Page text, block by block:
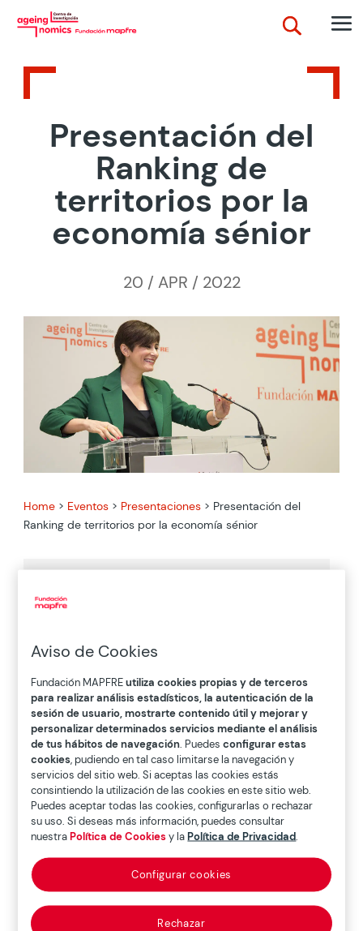
Presentación del
Ranking de
territorios por la
economía sénior
20 / APR / 2022
Home > Eventos > Presentaciones > Presentación del
Ranking de territorios por la economía sénior
FINALIZADO
 20 / APR / 2022

Descargar dossier
 Ver video
Aviso de Cookies
Fundación MAPFREutiliza cookies propias y de terceros
para realizar análisis estadísticos, la autenticación de la
sesión de usuario, mostrarte contenido útil y mejorar y
personalizar determinados servicios mediante el análisis
de tus hábitos de navegación. Puedesconfigurar estas
cookies, pudiendo en tal caso limitarse la navegación y
servicios del sitio web. Si aceptas las cookies estás
consintiendo la utilización de las cookies en este sitio web.
Puedes aceptar todas las cookies, configurarlas o rechazar
su uso. Si deseas más información, puedes consultar
nuestraPolítica de Cookiesy laPolítica de Privacidad.
Rechazar
Configurar cookies